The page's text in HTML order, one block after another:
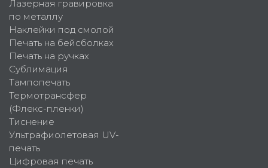
Лазерная гравировка
по металлу
Наклейки под смолой
Печать на бейсболках
Печать на ручках
Сублимация
Тампопечать
Термотрансфер
(Флекс-пленки)
Тиснение
Ультрафиолетовая UV-
печать
Цифровая печать